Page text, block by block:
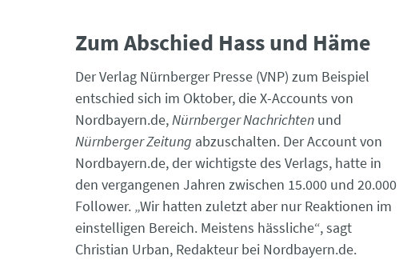
Zum Abschied Hass und Häme
Der Verlag Nürnberger Presse (VNP) zum Beispiel
entschied sich im Oktober, die X-Accounts von
Nordbayern.de,Nürnberger Nachrichten und
Nürnberger Zeitung abzuschalten. Der Account von
Nordbayern.de, der wichtigste des Verlags, hatte in
den vergangenen Jahren zwischen 15.000 und 20.000
Follower. „Wir hatten zuletzt aber nur Reaktionen im
einstelligen Bereich. Meistens hässliche“, sagt
Christian Urban, Redakteur bei Nordbayern.de.